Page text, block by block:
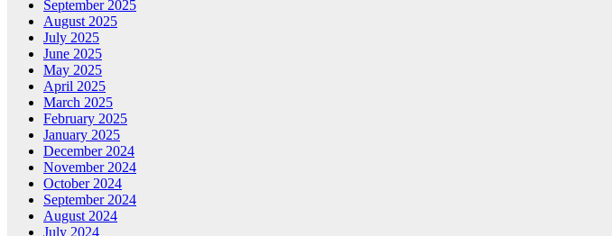
September 2025
August 2025
July 2025
June 2025
May 2025
April 2025
March 2025
February 2025
January 2025
December 2024
November 2024
October 2024
September 2024
August 2024
July 2024